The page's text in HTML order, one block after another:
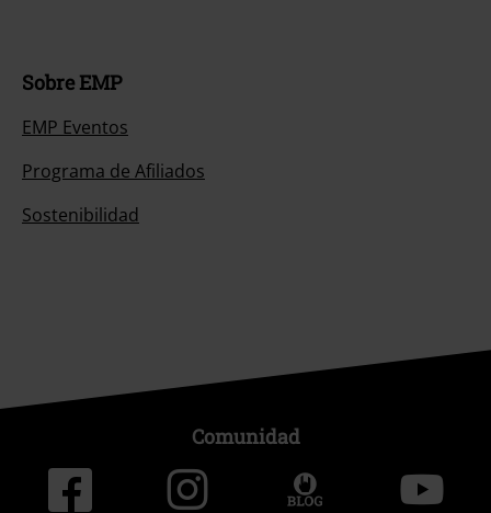
Sobre EMP
EMP Eventos
Programa de Afiliados
Sostenibilidad
Comunidad